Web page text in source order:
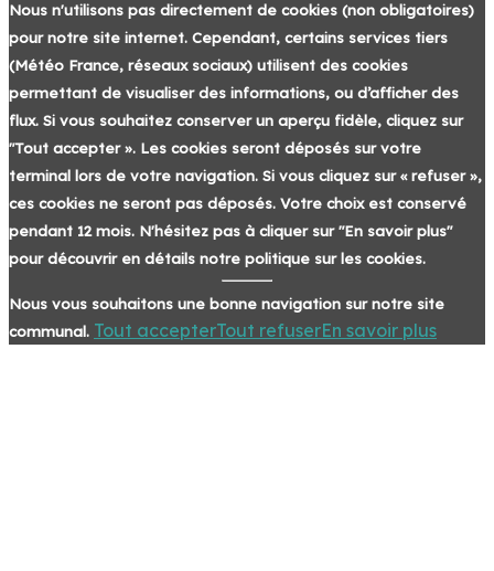
Nous n'utilisons pas directement de cookies (non obligatoires)
pour notre site internet. Cependant, certains services tiers
(Météo France, réseaux sociaux) utilisent des cookies
permettant de visualiser des informations, ou d’afficher des
flux. Si vous souhaitez conserver un aperçu fidèle, cliquez sur
"Tout accepter ». Les cookies seront déposés sur votre
terminal lors de votre navigation. Si vous cliquez sur « refuser »,
ces cookies ne seront pas déposés. Votre choix est conservé
pendant 12 mois. N'hésitez pas à cliquer sur "En savoir plus"
pour découvrir en détails notre politique sur les cookies.
Nous vous souhaitons une bonne navigation sur notre site
communal. Tout accepterTout refuserEn savoir plus